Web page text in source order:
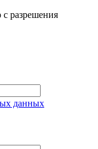
с разрешения
данных